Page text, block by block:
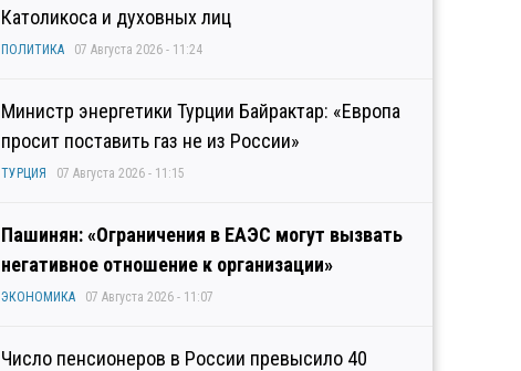
Католикоса и духовных лиц
ПОЛИТИКА 07 Августа 2026 - 11:24
Министр энергетики Турции Байрактар: «Европа
просит поставить газ не из России»
ТУРЦИЯ 07 Августа 2026 - 11:15
Пашинян: «Ограничения в ЕАЭС могут вызвать
негативное отношение к организации»
ЭКОНОМИКА 07 Августа 2026 - 11:07
Число пенсионеров в России превысило 40